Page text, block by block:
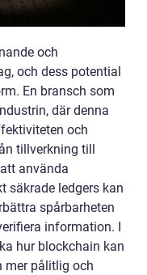
och
och dess potential
En bransch som
där denna
och
tillverkning till
använda
säkrade ledgers kan
spårbarheten
information. I
hur blockchain kan
mer pålitlig och